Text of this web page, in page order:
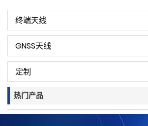
终端天线
GNSS天线
定制
热门产品